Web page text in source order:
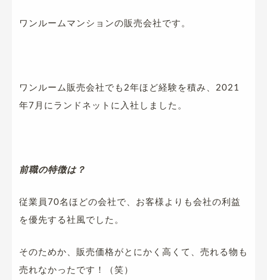
ワンルームマンションの販売会社です。
ワンルーム販売会社でも2年ほど経験を積み、2021
年7月にランドネットに入社しました。
前職の特徴は？
従業員70名ほどの会社で、お客様よりも会社の利益
を優先する社風でした。
そのためか、販売価格がとにかく高くて、売れる物も
売れなかったです！（笑）